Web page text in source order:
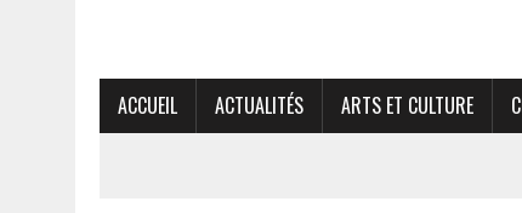
ACCUEIL ACTUALITÉS ARTS ET CULTURE